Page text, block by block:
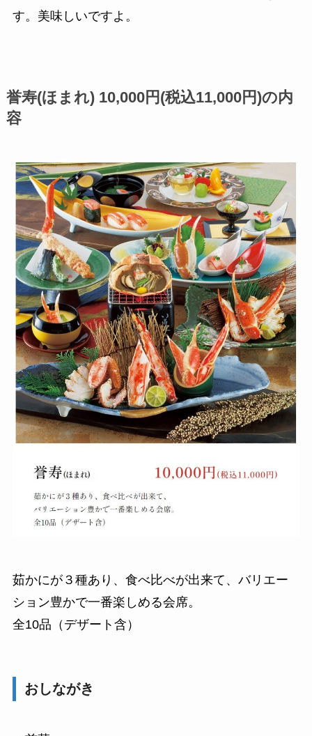
す。美味しいですよ。
誉寿(ほまれ) 10,000円(税込11,000円)の内
容
茹かにが３種あり、食べ比べが出来て、バリエー
ション豊かで一番楽しめる会席。
全10品（デザート含）
おしながき